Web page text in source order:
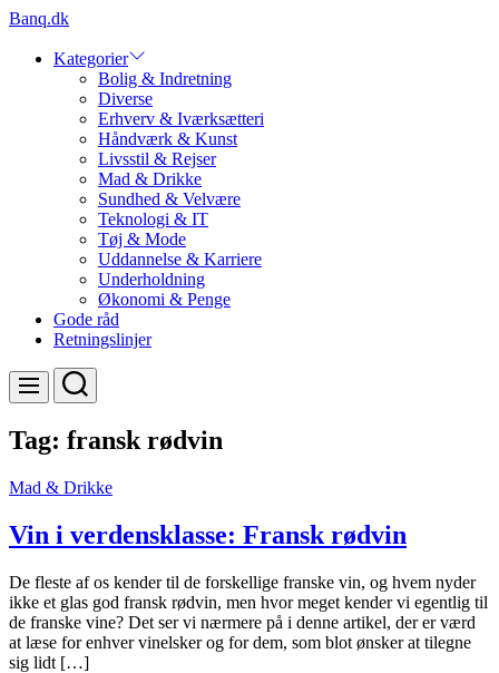
Skip
content
Banq.dk
Kategorier
Bolig & Indretning
Diverse
Erhverv & Iværksætteri
Håndværk & Kunst
Livsstil & Rejser
Mad & Drikke
Sundhed & Velvære
Teknologi & IT
Tøj & Mode
Uddannelse & Karriere
Underholdning
Økonomi & Penge
Gode råd
Retningslinjer
Menu Search
Tag: fransk rødvin
Mad & Drikke
Vin i verdensklasse: Fransk rødvin
De fleste af os kender til de forskellige franske vin, og hvem nyder
ikke et glas god fransk rødvin, men hvor meget kender vi egentlig til
de franske vine? Det ser vi nærmere på i denne artikel, der er værd
at læse for enhver vinelsker og for dem, som blot ønsker at tilegne
sig lidt […]